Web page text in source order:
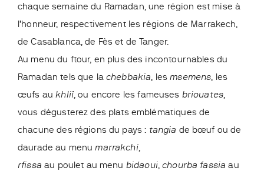
chaque semaine du Ramadan, une région est mise à
l’honneur, respectivement les régions de Marrakech,
de Casablanca, de Fès et de Tanger.
Au menu du ftour, en plus des incontournables du
Ramadan tels que la chebbakia, lesmsemens, les
œufs aukhliî, ou encore les fameuses briouates,
vous dégusterez des plats emblématiques de
chacune des régions du pays : tangia de bœuf ou de
daurade au menumarrakchi,
rfissaau poulet au menu bidaoui,chourba fassia au